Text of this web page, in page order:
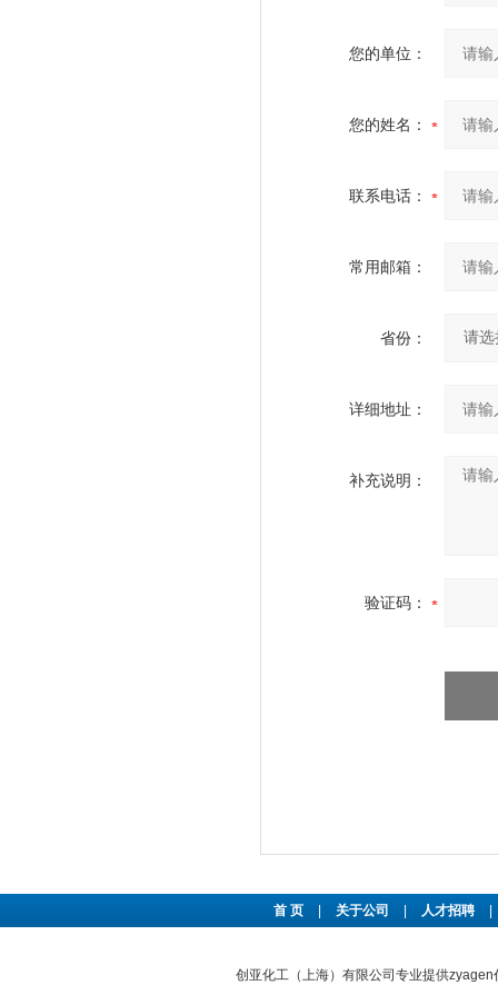
您的单位：
您的姓名：
联系电话：
常用邮箱：
省份：
详细地址：
补充说明：
验证码：
首 页 关于公司 人才招聘
创亚化工（上海）有限公司专业提供